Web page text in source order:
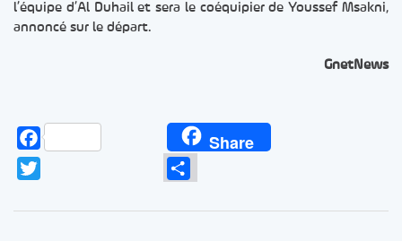
l’équipe d’Al Duhail et sera le coéquipier de Youssef Msakni,
annoncé sur le départ.
GnetNews
Facebook Share
Partager